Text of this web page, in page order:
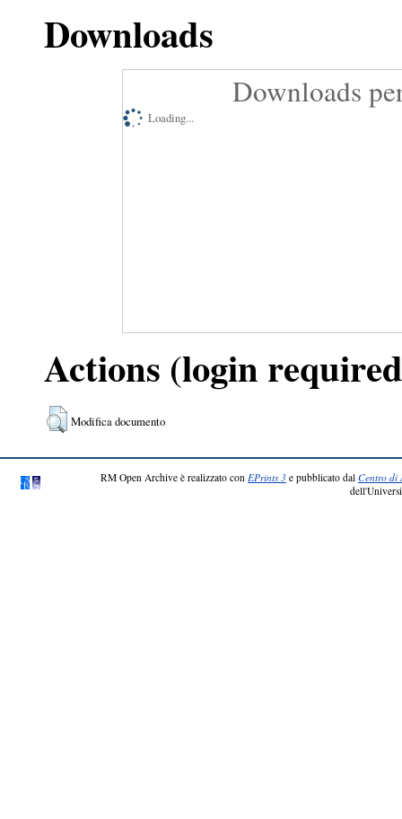
Downloads
Downloads
Loading...
Actions (login
Modifica documento
RM Open Archive è realizzato con EPrints 3 e pubblicato dal Centro di